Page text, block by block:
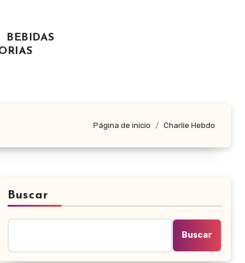
BEBIDAS
Página de inicio Charlie Hebdo
Buscar
Buscar